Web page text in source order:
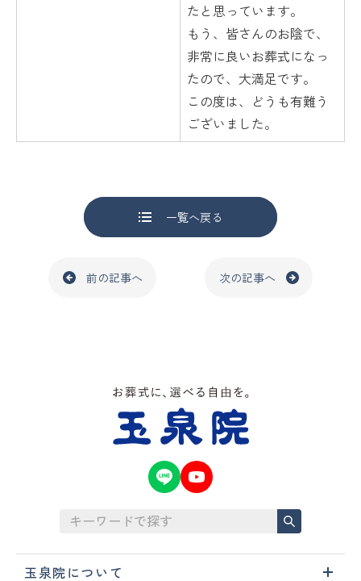
たと思っています。
もう、皆さんのお陰で、
非常に良いお葬式になっ
たので、大満足です。
この度は、どうも有難う
ございました。
一覧へ戻る
前の記事へ 次の記事へ
玉泉院について